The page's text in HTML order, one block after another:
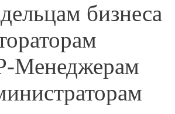
бизнеса
Менеджерам